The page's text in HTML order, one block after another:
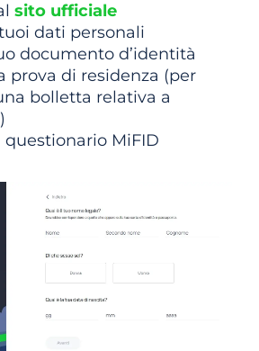
sito ufficiale
dati personali
documento d’identità
prova di residenza (per
bolletta relativa a
MiFID